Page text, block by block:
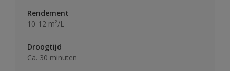
Rendement
10-12 m²/L
Droogtijd
Ca. 30 minuten